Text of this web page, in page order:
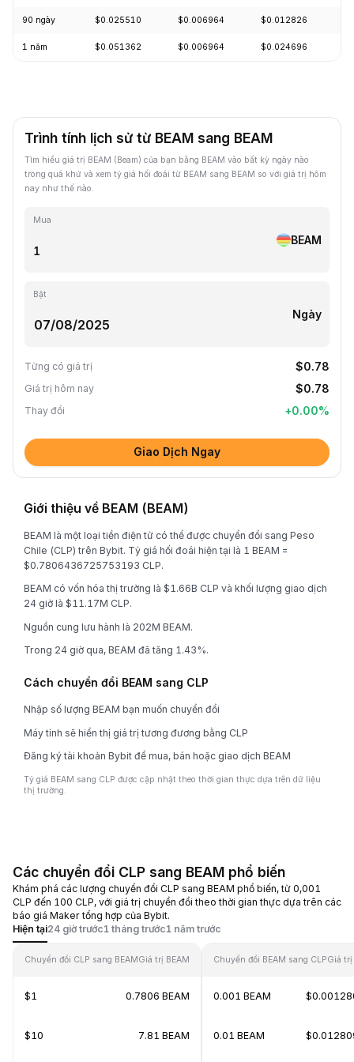
90 ngày $0.025510 $0.006964 $0.012826
1 năm $0.051362 $0.006964 $0.024696
Trình tính lịch sử từ BEAM sang BEAM
Tìm hiểu giá trị BEAM (Beam) của bạn bằng BEAM vào bất kỳ ngày nào
trong quá khứ và xem tỷ giá hối đoái từ BEAM sang BEAM so với giá trị hôm
nay như thế nào.
Mua
BEAM
Bật
Ngày
Từng có giá trị $0.78
Giá trị hôm nay $0.78
Thay đổi +0.00%
Giao Dịch Ngay
Giới thiệu về BEAM (BEAM)
BEAM là một loại tiền điện tử có thể được chuyển đổi sang Peso
Chile (CLP) trên Bybit. Tỷ giá hối đoái hiện tại là 1 BEAM =
$0.7806436725753193 CLP.
BEAM có vốn hóa thị trường là $1.66B CLP và khối lượng giao dịch
24 giờ là $11.17M CLP.
Nguồn cung lưu hành là 202M BEAM.
Trong 24 giờ qua, BEAM đã tăng 1.43%.
Cách chuyển đổi BEAM sang CLP
Nhập số lượng BEAM bạn muốn chuyển đổi
Máy tính sẽ hiển thị giá trị tương đương bằng CLP
Đăng ký tài khoản Bybit để mua, bán hoặc giao dịch BEAM
Tỷ giá BEAM sang CLP được cập nhật theo thời gian thực dựa trên dữ liệu
thị trường.
Các chuyển đổi CLP sang BEAM phổ biến
Khám phá các lượng chuyển đổi CLP sang BEAM phổ biến, từ 0,001
CLP đến 100 CLP, với giá trị chuyển đổi theo thời gian thực dựa trên các
báo giá Maker tổng hợp của Bybit.
Hiện tại24 giờ trước1 tháng trước1 năm trước
Chuyển đổi CLP sang BEAMGiá trị BEAM
$1 0.7806 BEAM
$10 7.81 BEAM
Chuyển đổi BEAM sang CLPGiá trị
0.001 BEAM
0.01 BEAM